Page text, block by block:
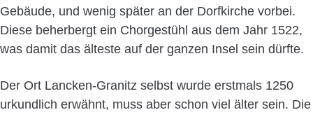
Gebäude, und wenig später an der Dorfkirche vorbei.
Diese beherbergt ein Chorgestühl aus dem Jahr 1522,
was damit das älteste auf der ganzen Insel sein dürfte.
Der Ort Lancken-Granitz selbst wurde erstmals 1250
urkundlich erwähnt, muss aber schon viel älter sein. Die